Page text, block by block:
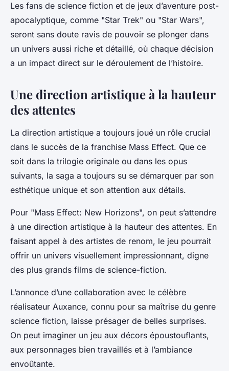
Les fans de science fiction et de jeux d’aventure post-
apocalyptique, comme "Star Trek" ou "Star Wars",
seront sans doute ravis de pouvoir se plonger dans
un univers aussi riche et détaillé, où chaque décision
a un impact direct sur le déroulement de l’histoire.
Une direction artistique à la hauteur
des attentes
La direction artistique a toujours joué un rôle crucial
dans le succès de la franchise Mass Effect. Que ce
soit dans la trilogie originale ou dans les opus
suivants, la saga a toujours su se démarquer par son
esthétique unique et son attention aux détails.
Pour "Mass Effect: New Horizons", on peut s’attendre
à une direction artistique à la hauteur des attentes. En
faisant appel à des artistes de renom, le jeu pourrait
offrir un univers visuellement impressionnant, digne
des plus grands films de science-fiction.
L’annonce d’une collaboration avec le célèbre
réalisateur Auxance, connu pour sa maîtrise du genre
science fiction, laisse présager de belles surprises.
On peut imaginer un jeu aux décors époustouflants,
aux personnages bien travaillés et à l’ambiance
envoûtante.